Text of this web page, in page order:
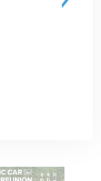
土) 9:30～11:0
）
隊「荒川土手クリ